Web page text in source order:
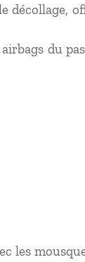
décollage,
du
les